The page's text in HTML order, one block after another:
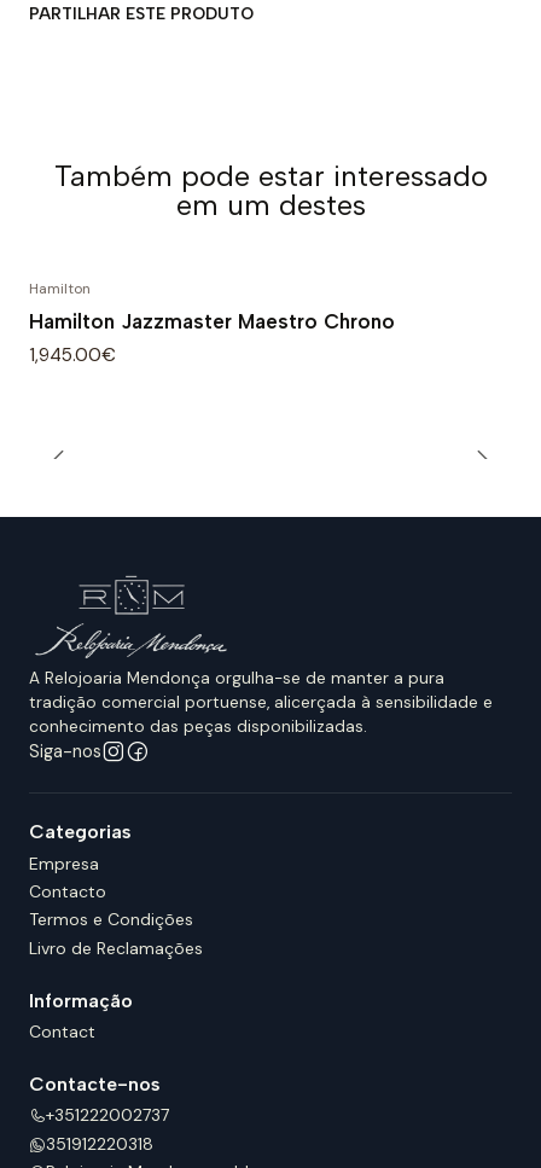
PARTILHAR ESTE PRODUTO
Também pode estar interessado
em um destes
Hamilton
Hamilton Jazzmaster Maestro Chrono
1,945.00€
A Relojoaria Mendonça orgulha-se de manter a pura
tradição comercial portuense, alicerçada à sensibilidade e
conhecimento das peças disponibilizadas.
Siga-nos
Categorias
Empresa
Contacto
Termos e Condições
Livro de Reclamações
Informação
Contact
Contacte-nos
+351222002737
351912220318